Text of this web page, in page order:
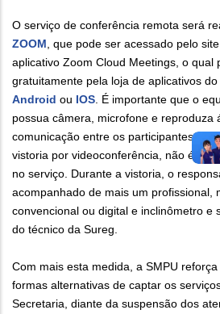
O serviço de conferência remota será
ZOOM , que pode ser acessado pelo
aplicativo Zoom Cloud Meetings, o qual
gratuitamente pela loja de aplicativos
Android ou IOS . É importante que o
possua câmera, microfone e reproduza
comunicação entre os participantes.
vistoria por videoconferência, não é
no serviço. Durante a vistoria, o
acompanhado de mais um profissional,
convencional ou digital e inclinômetro e
do técnico da Sureg.
Com mais esta medida, a SMPU
formas alternativas de captar os
Secretaria, diante da suspensão dos